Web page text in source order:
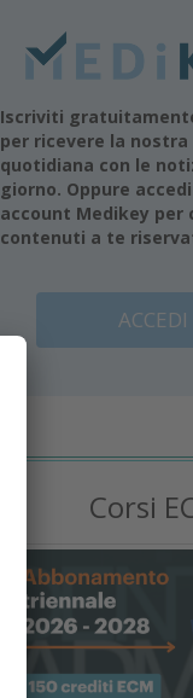
Iscriviti
per ricevere la
quotidiana con le
giorno. Oppure
account Medikey per
contenuti a te
ACCEDI
Corsi